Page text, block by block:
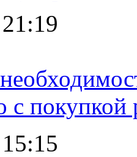
с покупкой